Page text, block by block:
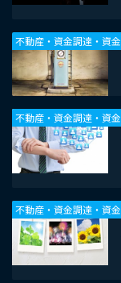
不動産・資金調達・資
不動産・資金調達・資
不動産・資金調達・資